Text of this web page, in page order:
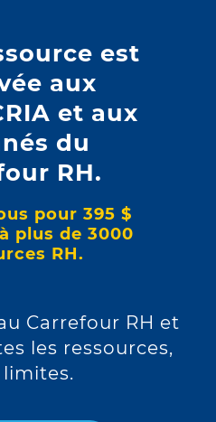
Accueilli
de 6 mois est
arbitre
est
aux
et aux
du
RH.
pour 395 $
plus de 3000
RH.
Carrefour RH et
les ressources,
limites.